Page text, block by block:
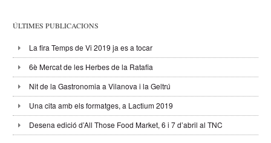
ÚLTIMES PUBLICACIONS
La fira Temps de Vi 2019 ja es a tocar
6è Mercat de les Herbes de la Ratafia
Nit de la Gastronomia a Vilanova i la Geltrú
Una cita amb els formatges, a Lactium 2019
Desena edició d’All Those Food Market, 6 i 7 d’abril al TNC